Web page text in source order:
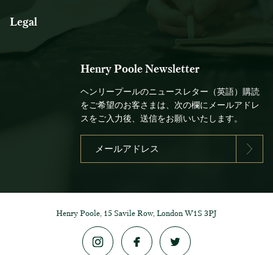
Legal
Henry Poole Newsletter
ヘンリープールのニュースレター（英語）購読
をご希望のお客さまは、次の欄にメールアドレ
スをご入力後、送信をお願いいたします。
Henry Poole, 15 Savile Row, London W1S 3PJ